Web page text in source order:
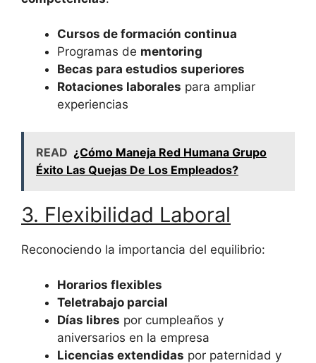
Cursos de formación continua
Programas de mentoring
Becas para estudios superiores
Rotaciones laborales para ampliar
experiencias
READ ¿Cómo Maneja Red Humana Grupo
Éxito Las Quejas De Los Empleados?
3. Flexibilidad Laboral
Reconociendo la importancia del equilibrio:
Horarios flexibles
Teletrabajo parcial
Días libres por cumpleaños y
aniversarios en la empresa
Licencias extendidas por paternidad y